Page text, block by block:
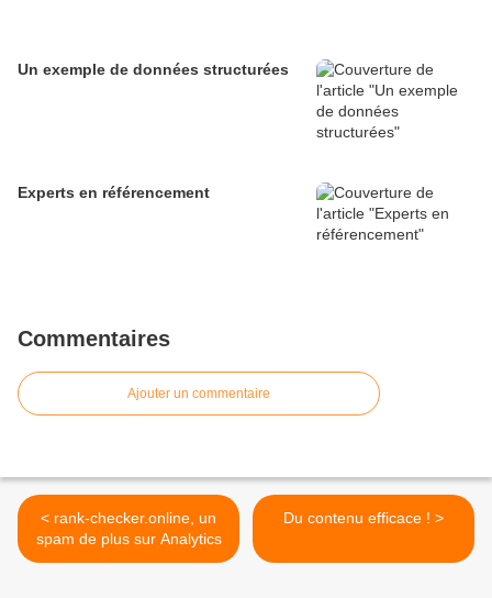
Un exemple de données structurées
Experts en référencement
Commentaires
Ajouter un commentaire
< rank-checker.online, un
spam de plus sur Analytics
Du contenu efficace ! >